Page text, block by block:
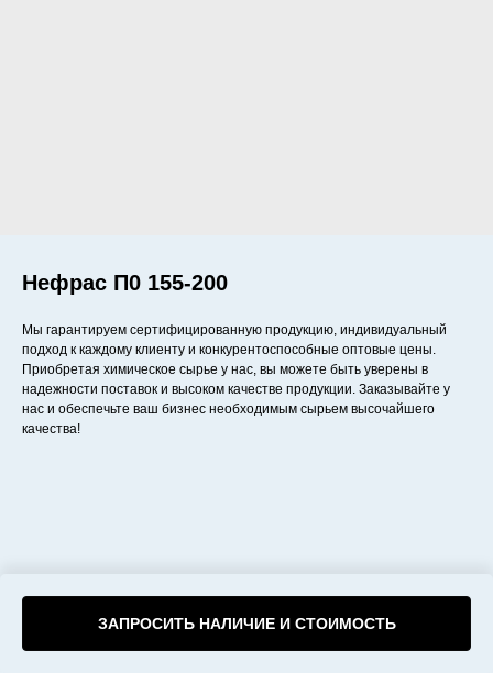
Нефрас П0 155-200
ЗАПРОСИТЬ НАЛИЧИЕ И СТОИМОСТЬ
Мы гарантируем сертифицированную продукцию, индивидуальный
подход к каждому клиенту и конкурентоспособные оптовые цены.
Приобретая химическое сырье у нас, вы можете быть уверены в
надежности поставок и высоком качестве продукции. Заказывайте у
нас и обеспечьте ваш бизнес необходимым сырьем высочайшего
качества!